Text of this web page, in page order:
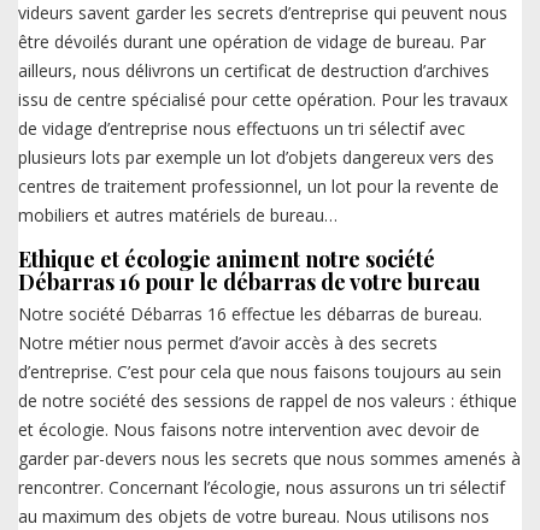
videurs savent garder les secrets d’entreprise qui peuvent nous
être dévoilés durant une opération de vidage de bureau. Par
ailleurs, nous délivrons un certificat de destruction d’archives
issu de centre spécialisé pour cette opération. Pour les travaux
de vidage d’entreprise nous effectuons un tri sélectif avec
plusieurs lots par exemple un lot d’objets dangereux vers des
centres de traitement professionnel, un lot pour la revente de
mobiliers et autres matériels de bureau…
Ethique et écologie animent notre société
Débarras 16 pour le débarras de votre bureau
Notre société Débarras 16 effectue les débarras de bureau.
Notre métier nous permet d’avoir accès à des secrets
d’entreprise. C’est pour cela que nous faisons toujours au sein
de notre société des sessions de rappel de nos valeurs : éthique
et écologie. Nous faisons notre intervention avec devoir de
garder par-devers nous les secrets que nous sommes amenés à
rencontrer. Concernant l’écologie, nous assurons un tri sélectif
au maximum des objets de votre bureau. Nous utilisons nos